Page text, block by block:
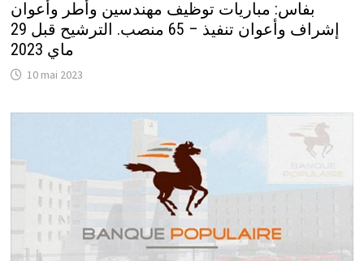
بفاس: مباريات توظيف مهندسين وأطر وأعوان
إشراف وأعوان تنفيذ – 65 منصب. الترشيح قبل 29
ماي 2023
10 mai 2023